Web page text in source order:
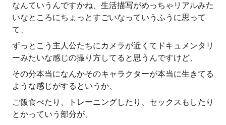
なんていうんですかね、生活描写がめっちゃリアルみた
いなところにちょっとすごいなっていうふうに思って
て、
ずっとこう主人公たちにカメラが近くてドキュメンタリ
ーみたいな感じの撮り方してると思うんですけど、
その分本当になんかそのキャラクターが本当に生きてる
ような感じがするというか、
ご飯食べたり、トレーニングしたり、セックスもしたり
とかっていう部分が、